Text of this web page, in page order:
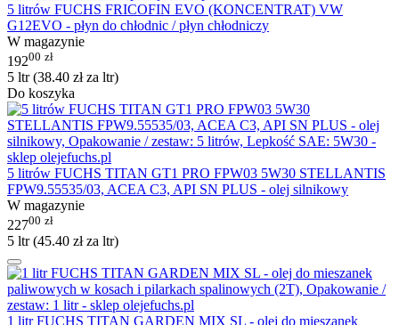
5 litrów FUCHS FRICOFIN EVO (KONCENTRAT) VW
G12EVO - płyn do chłodnic / płyn chłodniczy
W magazynie
19200 zł
5 ltr (38.40 złza ltr)
Do koszyka
5 litrów FUCHS TITAN GT1 PRO FPW03 5W30 STELLANTIS
FPW9.55535/03, ACEA C3, API SN PLUS - olej silnikowy
W magazynie
22700 zł
5 ltr (45.40 złza ltr)
1 litr FUCHS TITAN GARDEN MIX SL - olej do mieszanek